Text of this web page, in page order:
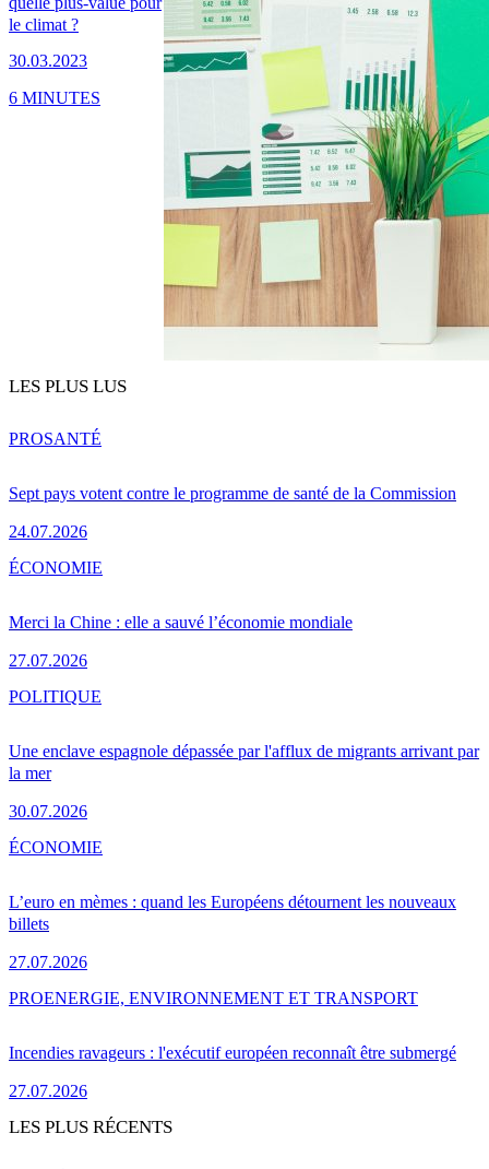
le climat ?
30.03.2023
6 MINUTES
LES PLUS LUS
Sept pays votent contre le programme de santé de la Commission
24.07.2026
PROSANTÉ
Merci la Chine : elle a sauvé l’économie mondiale
27.07.2026
ÉCONOMIE
Une enclave espagnole dépassée par l'afflux de migrants arrivant par
la mer
30.07.2026
POLITIQUE
L’euro en mèmes : quand les Européens détournent les nouveaux
billets
27.07.2026
ÉCONOMIE
Incendies ravageurs : l'exécutif européen reconnaît être submergé
27.07.2026
PROENERGIE, ENVIRONNEMENT ET TRANSPORT
LES PLUS RÉCENTS